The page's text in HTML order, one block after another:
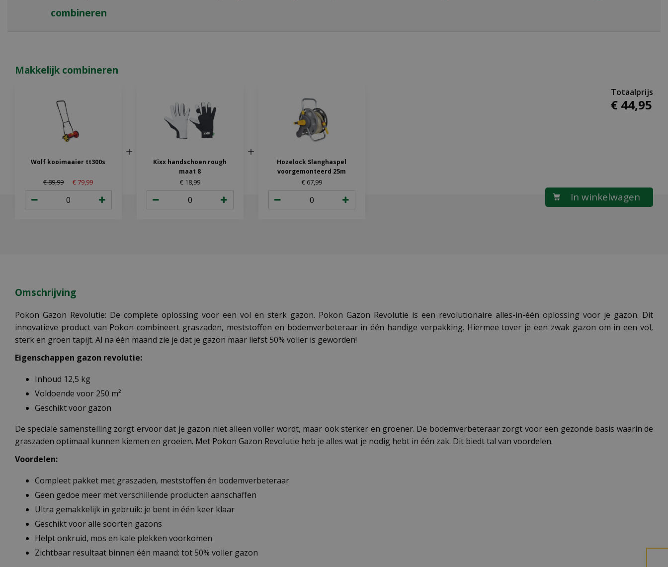
combineren
Makkelijk combineren
Wolf kooimaaier tt300s
€89,99 € 79,99
Kixx handschoen rough
maat 8
€ 18,99
Hozelock Slanghaspel
voorgemonteerd 25m
€ 67,99
€ 44,95
Omschrijving
Pokon Gazon Revolutie: De complete oplossing voor een vol en sterk gazon. Pokon Gazon Revolutie is een revolutionaire alles-in-één oplossing voor je gazon. Dit
innovatieve product van Pokon combineert graszaden, meststoffen en bodemverbeteraar in één handige verpakking. Hiermee tover je een zwak gazon om in een vol,
sterk en groen tapijt. Al na één maand zie je dat je gazon maar liefst 50% voller is geworden!
Eigenschappen gazon revolutie:
Inhoud 12,5 kg
Voldoende voor 250 m²
Geschikt voor gazon
De speciale samenstelling zorgt ervoor dat je gazon niet alleen voller wordt, maar ook sterker en groener. De bodemverbeteraar zorgt voor een gezonde basis waarin de
graszaden optimaal kunnen kiemen en groeien. Met Pokon Gazon Revolutie heb je alles wat je nodig hebt in één zak. Dit biedt tal van voordelen.
Voordelen:
Compleet pakket met graszaden, meststoffen én bodemverbeteraar
Geen gedoe meer met verschillende producten aanschaffen
Ultra gemakkelijk in gebruik: je bent in één keer klaar
Geschikt voor alle soorten gazons
Helpt onkruid, mos en kale plekken voorkomen
Zichtbaar resultaat binnen één maand: tot 50% voller gazon